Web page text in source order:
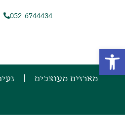
052-6744434
מארזים מעוצבים
פתח סרגל נגישות